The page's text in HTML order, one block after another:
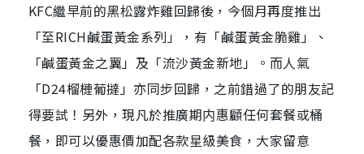
KFC繼早前的黑松露炸雞回歸後，今個月再度推出
「至RICH鹹蛋黃金系列」，有「鹹蛋黃金脆雞」、
「鹹蛋黃金之翼」及「流沙黃金新地」。而人氣
「D24榴槤葡撻」亦同步回歸，之前錯過了的朋友記
得要試！另外，現凡於推廣期内惠顧任何套餐或桶
餐，即可以優惠價加配各款星級美食，大家留意